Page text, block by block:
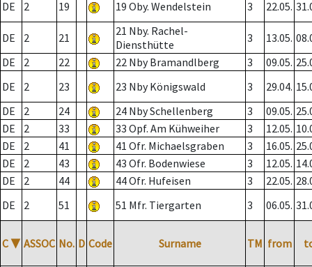
DE
2 19 19 Oby. Wendelstein 3 22.05.
DE 2 21
21 Nby. Rachel-
Diensthütte
3 13.05.
DE
2 22 22 Nby Bramandlberg 3 09.05.
DE
2 23 23 Nby Königswald 3 29.04.
DE
2 24 24 Nby Schellenberg 3 09.05.
DE
2 33 33 Opf. Am Kühweiher 3 12.05.
DE
2 41 41 Ofr. Michaelsgraben 3 16.05.
DE
2 43 43 Ofr. Bodenwiese 3 12.05.
DE
2 44 44 Ofr. Hufeisen 3 22.05.
DE
2 51 51 Mfr. Tiergarten 3 06.05.
C ▼ ASSOC No. D Code Surname TM from